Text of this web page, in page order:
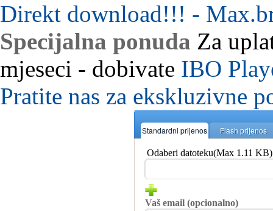
Direkt download!!! -
Specijalna ponuda Za
mjeseci - dobivate IBO
Pratite nas za ekskluzivne
Standardni prijenos Flash prijenos
Odaberi datoteku(Max 1.11 KB)
Vaš email (opcionalno)